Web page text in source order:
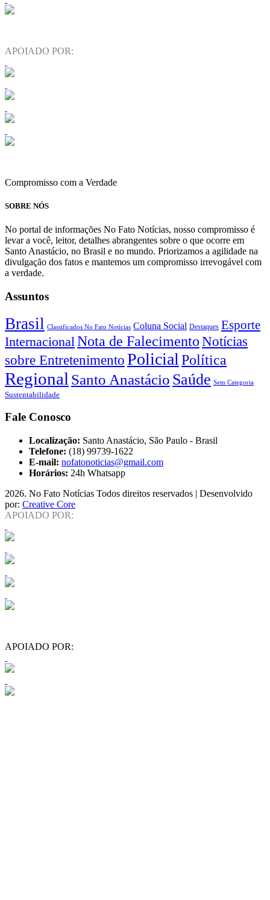
APOIADO POR:
Compromisso com a Verdade
SOBRE NÓS
No portal de informações No Fato Notícias, nosso compromisso é
levar a você, leitor, detalhes abrangentes sobre o que ocorre em
Santo Anastácio, no Brasil e no mundo. Priorizamos a agilidade na
divulgação dos fatos e mantemos um compromisso irrevogável com
a verdade.
Assuntos
Brasil Classificados No Fato Notícias Coluna Social Destaques Esporte
Internacional Nota de FalecimentoNotícias
sobre EntretenimentoPolicial Política
Regional Santo Anastácio Saúde Sem Categoria
Sustentabilidade
Fale Conosco
Localização: Santo Anastácio, São Paulo - Brasil
Telefone: (18) 99739-1622
E-mail: nofatonoticias@gmail.com
Horários: 24h Whatsapp
2026. No Fato Notícias Todos direitos reservados | Desenvolvido
por: Creative Core
APOIADO POR:
APOIADO POR: